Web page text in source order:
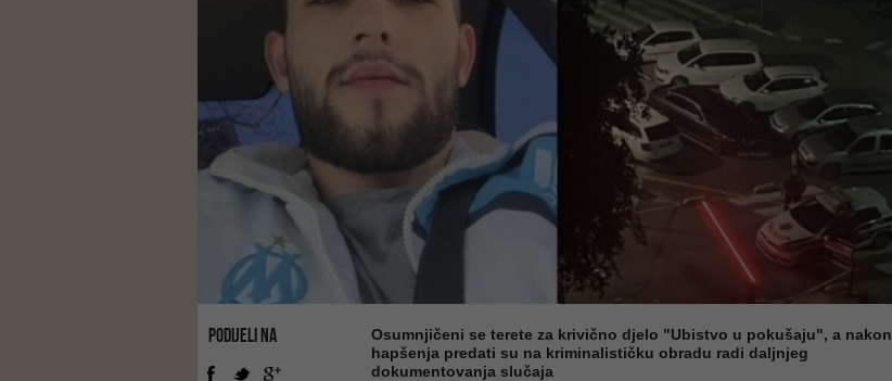
PODIJELI NA
Osumnjičeni se terete za krivično djelo "Ubistvo u pokušaju", a nakon
hapšenja predati su na kriminalističku obradu radi daljnjeg
dokumentovanja slučaja